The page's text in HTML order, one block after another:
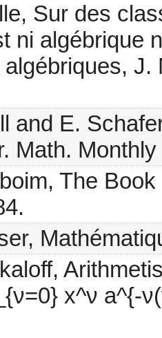
Sur des
ni algébrique
and E.
Math.
The
x^ν a^{-